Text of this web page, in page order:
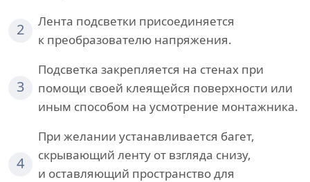
2
Лента подсветки присоединяется
к преобразователю напряжения.
3
Подсветка закрепляется на стенах при
помощи своей клеящейся поверхности или
иным способом на усмотрение монтажника.
4
При желании устанавливается багет,
скрывающий ленту от взгляда снизу,
и оставляющий пространство для